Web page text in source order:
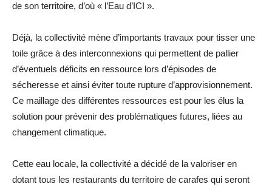
de son territoire, d’où « l’Eau d’ICI ».
Déjà, la collectivité mène d’importants travaux pour tisser une
toile grâce à des interconnexions qui permettent de pallier
d’éventuels déficits en ressource lors d’épisodes de
sécheresse et ainsi éviter toute rupture d’approvisionnement.
Ce maillage des différentes ressources est pour les élus la
solution pour prévenir des problématiques futures, liées au
changement climatique.
Cette eau locale, la collectivité a décidé de la valoriser en
dotant tous les restaurants du territoire de carafes qui seront